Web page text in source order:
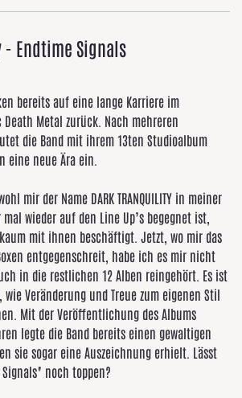
Endtime Signals
bereits auf eine lange Karriere im
Metal zurück. Nach mehreren
die Band mit ihrem 13ten Studioalbum
eine neue Ära ein.
mir der Name DARK TRANQUILITY in meiner
wieder auf den Line Up’s begegnet ist,
mit ihnen beschäftigt. Jetzt, wo mir das
entgegenschreit, habe ich es mir nicht
in die restlichen 12 Alben reingehört. Es ist
Veränderung und Treue zum eigenen Stil
Mit der Veröffentlichung des Albums
legte die Band bereits einen gewaltigen
sie sogar eine Auszeichnung erhielt. Lässt
noch toppen?